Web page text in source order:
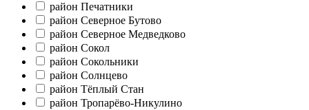
район Печатники
район Северное Бутово
район Северное Медведково
район Сокол
район Сокольники
район Солнцево
район Тёплый Стан
район Тропарёво-Никулино